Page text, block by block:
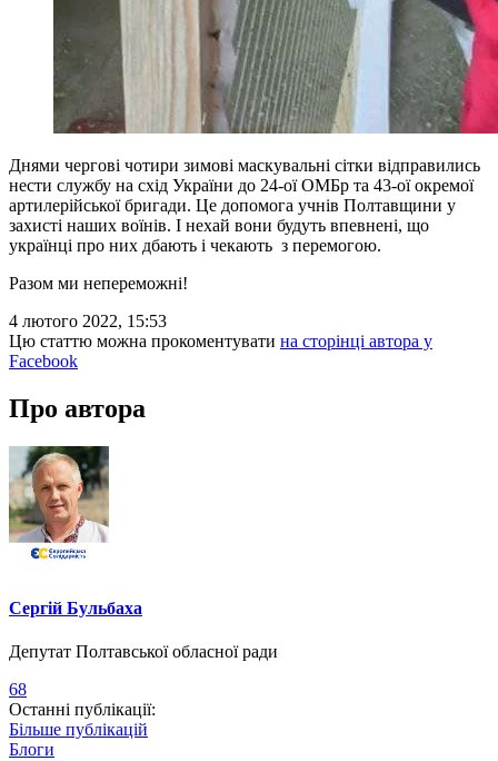
Днями чергові чотири зимові маскувальні сітки відправились
нести службу на схід України до 24-ої ОМБр та 43-ої окремої
артилерійської бригади. Це допомога учнів Полтавщини у
захисті наших воїнів. І нехай вони будуть впевнені, що
українці про них дбають і чекають з перемогою.
Разом ми непереможні!
4 лютого 2022, 15:53
Цю статтю можна прокоментувати на сторінці автора у
Facebook
Про автора
Сергій Бульбаха
Депутат Полтавської обласної ради
68
Останні публікації:
Більше публікацій
Блоги